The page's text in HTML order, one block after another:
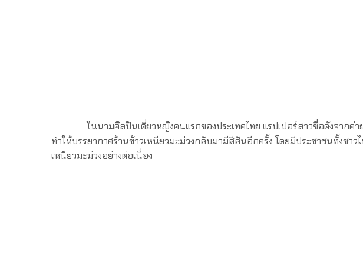
ในนามศิลปินเดี่ยวหญิงคนแรกของประเทศไทย แรปเปอร์สาวชื่อดังจากค่
ทำให้บรรยากาศร้านข้าวเหนียวมะม่วงกลับมามีสีสันอีกครั้ง โดยมีประชาชนทั้งชาวไ
เหนียวมะม่วงอย่างต่อเนื่อง